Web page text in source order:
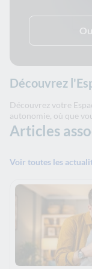
Découvrez
Découvrez votre
autonomie, où que
Articles
Voir toutes les